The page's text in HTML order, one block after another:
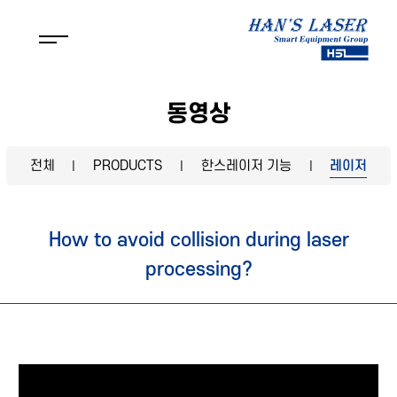
동영상
전체 PRODUCTS 한스레이저 기능 레이저
How to avoid collision during laser
processing?